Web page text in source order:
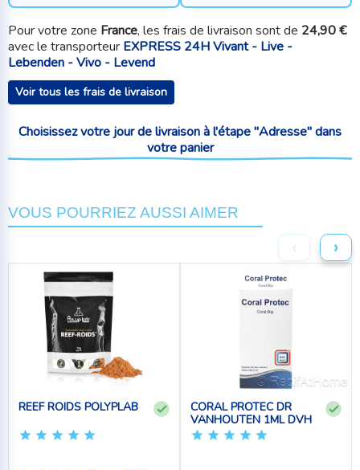
Pour votre zone France, les frais de livraison sont de 24,90 €
avec le transporteur EXPRESS 24H Vivant - Live -
Lebenden - Vivo - Levend
Voir tous les frais de livraison
Choisissez votre jour de livraison à l'étape "Adresse" dans
votre panier
VOUS POURRIEZ AUSSI AIMER
‹ ›
REEF ROIDS POLYPLAB
CORAL PROTEC DR
VANHOUTEN 1ML DVH